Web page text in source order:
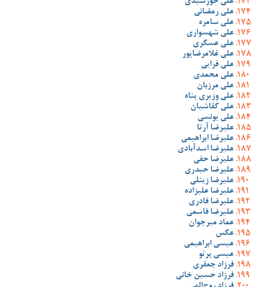
علی خورشیدی
علی رمضانی
علی سامره
علی شهسواری
علی عسگری
علی غلامرضاپور
علی قرایی
علی محمدی
علی مرزبان
علی وزیری پناه
علی کفاشیان
علی یونسی
علیرضا آرتا
علیرضا ابراهیمی
علیرضا اسدآبادی
علیرضا حقی
علیرضا حیدری
علیرضا زینلی
علیرضا علیزاده
علیرضا قادری
علیرضا قاسمی
عماد میرجوان
عکس
عیسی ابراهیمی
عیسی پرتو
فرزاد جعفری
فرزاد حسین خانی